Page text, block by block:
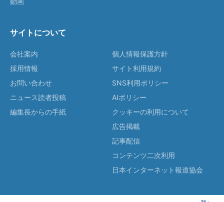
サイトについて
会社案内
採用情報
お問い合わせ
ニュース読者投稿
編集長からの手紙
個人情報保護方針
サイト利用規約
SNS利用ポリシー
AIポリシー
クッキーの利用について
広告掲載
記事配信
コンテンツ二次利用
日本インターネット報道協会